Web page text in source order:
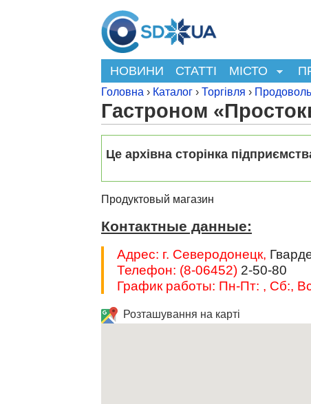
НОВИНИ СТАТТІ МІСТО
Головна › Каталог › Торгівля ›
Гастроном
Це архівна сторінка
Продуктовый магазин
Контактные данные:
Адрес: г. Северодонецк,
Телефон: (8-06452) 2-50-80
График работы: Пн-Пт: , Сб:,
Розташування на карті